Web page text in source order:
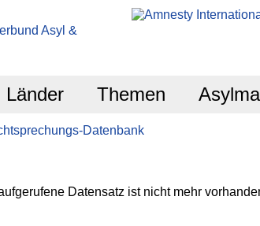
Länder Themen
Datenbank
Datensatz ist nicht mehr